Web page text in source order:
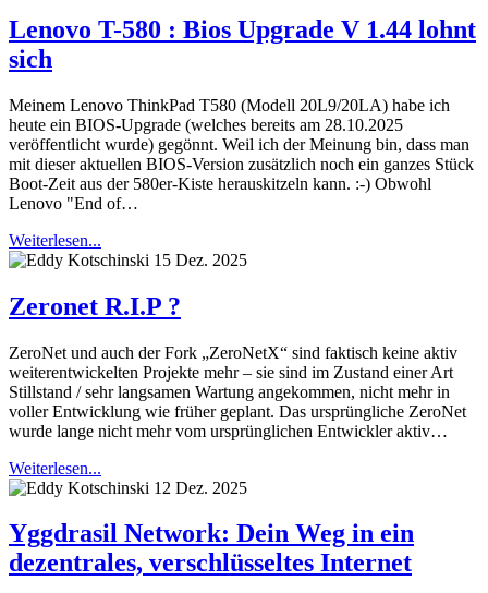
Lenovo T-580 : Bios Upgrade V 1.44 lohnt
sich
Meinem Lenovo ThinkPad T580 (Modell 20L9/20LA) habe ich
heute ein BIOS-Upgrade (welches bereits am 28.10.2025
veröffentlicht wurde) gegönnt. Weil ich der Meinung bin, dass man
mit dieser aktuellen BIOS-Version zusätzlich noch ein ganzes Stück
Boot-Zeit aus der 580er-Kiste herauskitzeln kann. :-) Obwohl
Lenovo "End of…
Weiterlesen...
15 Dez. 2025
Zeronet R.I.P ?
ZeroNet und auch der Fork „ZeroNetX“ sind faktisch keine aktiv
weiterentwickelten Projekte mehr – sie sind im Zustand einer Art
Stillstand / sehr langsamen Wartung angekommen, nicht mehr in
voller Entwicklung wie früher geplant. Das ursprüngliche ZeroNet
wurde lange nicht mehr vom ursprünglichen Entwickler aktiv…
Weiterlesen...
12 Dez. 2025
Yggdrasil Network: Dein Weg in ein
dezentrales, verschlüsseltes Internet